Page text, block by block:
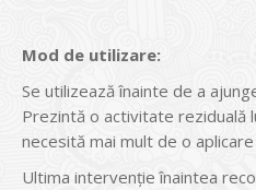
Mod de utilizare:
Se utilizează înainte de a
Prezintă o activitate reziduală
necesită mai mult de o aplicare
Ultima intervenție înaintea